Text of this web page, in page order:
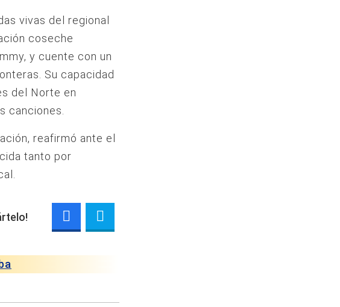
vivas del regional
coseche
y cuente con un
Su capacidad
del Norte en
canciones.
reafirmó ante el
tanto por